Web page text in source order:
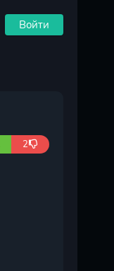
Войти
2